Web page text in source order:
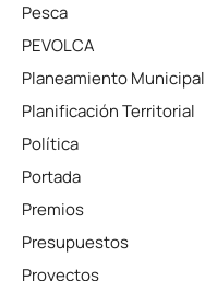
Pesca
PEVOLCA
Planeamiento Municipal
Planificación Territorial
Política
Portada
Premios
Presupuestos
Proyectos